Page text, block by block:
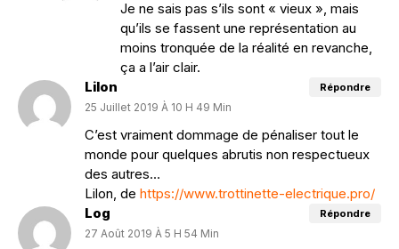
Je ne sais pas s’ils sont « vieux », mais
qu’ils se fassent une représentation au
moins tronquée de la réalité en revanche,
ça a l’air clair.
Lilon
25 Juillet 2019 À 10 H 49 Min
C’est vraiment dommage de pénaliser tout le
monde pour quelques abrutis non respectueux
des autres…
Lilon, de https://www.trottinette-electrique.pro/
Répondre
Log
27 Août 2019 À 5 H 54 Min
Répondre